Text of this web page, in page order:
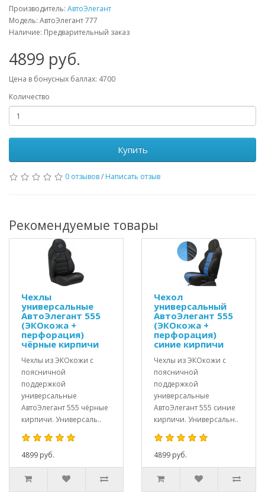
Производитель: АвтоЭлегант
Модель: АвтоЭлегант 777
Наличие: Предварительный заказ
4899 руб.
Цена в бонусных баллах: 4700
Количество
Купить
0 отзывов/ Написать отзыв
Рекомендуемые товары
Чехлы
универсальные
АвтоЭлегант 555
(ЭКОкожа +
перфорация)
чёрные кирпичи
Чехлы из ЭКОкожи с
поясничной
поддержкой
универсальные
АвтоЭлегант 555 чёрные
кирпичи. Универсаль..
4899 руб.
Чехол
универсальный
АвтоЭлегант 555
(ЭКОкожа +
перфорация)
синие кирпичи
Чехлы из ЭКОкожи с
поясничной
поддержкой
универсальные
АвтоЭлегант 555 синие
кирпичи. Универсальн..
4899 руб.